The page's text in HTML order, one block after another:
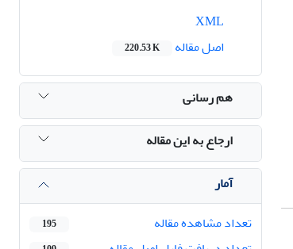
اصل مقاله
220.53 K
هم رسانی
ارجاع به این مقاله
آمار
تعداد مشاهده مقاله
195